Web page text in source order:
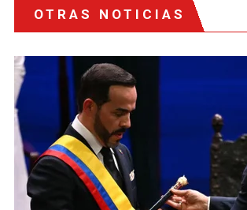
OTRAS NOTICIAS